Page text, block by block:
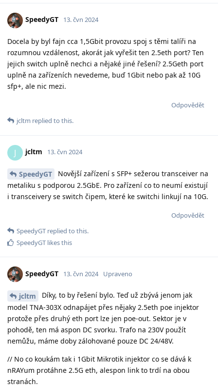
SpeedyGT 13. čvn 2024
Docela by byl fajn cca 1,5Gbit provozu spoj s těmi talíři na
rozumnou vzdálenost, akorát jak vyřešit ten 2.5eth port? Ten
jejich switch uplně nechci a nějaké jiné řešení? 2.5Geth port
uplně na zařízeních nevedeme, buď 1Gbit nebo pak až 10G
sfp+, ale nic mezi.
Odpovědět
jcltm replied to this.
J jcltm 13. čvn 2024
SpeedyGT
Novější zařízení s SFP+ sežerou transceiver na
metaliku s podporou 2.5GbE. Pro zařízení co to neumí existují
i transceivery se switch čipem, které ke switchi linkují na 10G.
Odpovědět
SpeedyGT replied to this.
SpeedyGT likes this
SpeedyGT 13. čvn 2024 Upraveno
jcltm
Díky, to by řešení bylo. Teď už zbývá jenom jak
model TNA-303X odnapájet přes nějaky 2.5eth poe injektor
protože přes druhý eth port lze jen poe-out. Sektor je v
pohodě, ten má aspon DC svorku. Trafo na 230V použít
nemůžu, máme doby zálohované pouze DC 24/48V.
// No co koukám tak i 1Gbit Mikrotik injektor co se dává k
nRAYum protáhne 2.5G eth, alespon link to trdí na obou
stranách.